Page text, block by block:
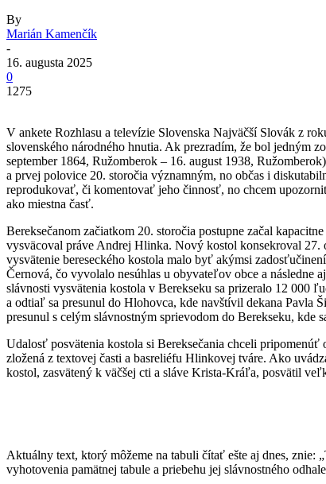
By
Marián Kamenčík
-
16. augusta 2025
0
1275
V ankete Rozhlasu a televízie Slovenska Najväčší Slovák z
slovenského národného hnutia. Ak prezradím, že bol jedným
september 1864, Ružomberok – 16. august 1938,
a prvej polovice 20. storočia významným, no občas i
reprodukovať, či komentovať jeho činnosť, no chcem
ako miestna časť.
Bereksečanom začiatkom 20. storočia postupne začal
vysväcoval práve Andrej Hlinka. Nový kostol konsekroval 27.
vysvätenie bereseckého kostola malo byť akýmsi
Černová, čo vyvolalo nesúhlas u obyvateľov obce a následne
slávnosti vysvätenia kostola v Berekseku sa prizeralo 12 000
a odtiaľ sa presunul do Hlohovca, kde navštívil dekana Pavla
presunul s celým slávnostným sprievodom do Berekseku, kde
Udalosť posvätenia kostola si Bereksečania chceli pripomenúť
zložená z textovej časti a basreliéfu Hlinkovej tváre. Ako
kostol, zasvätený k väčšej cti a sláve Krista-Kráľa, posvätil
Aktuálny text, ktorý môžeme na tabuli čítať ešte aj dnes,
vyhotovenia pamätnej tabule a priebehu jej slávnostného